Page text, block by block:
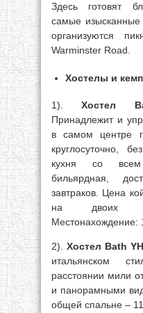
Здесь готовят
самые изысканные
организуются
Warminster Road.
Хостелы и
1).Хостел
Принадлежит и
в самом центре
круглосуточно,
кухня со
бильярдная,
завтраков. Цена
на двоих
Местонахождение:
2).Хостел Bath
итальянском
расстоянии мили
и панорамными
общей спальне –